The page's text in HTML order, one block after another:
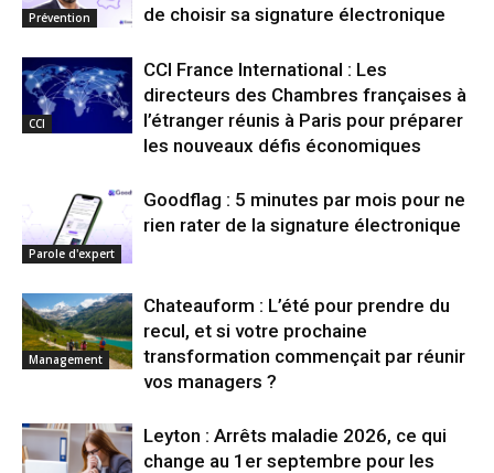
Prévention de choisir sa signature électronique
CCI
CCI France International : Les
directeurs des Chambres françaises à
l’étranger réunis à Paris pour préparer
les nouveaux défis économiques
Parole d'expert
Goodflag : 5 minutes par mois pour ne
rien rater de la signature électronique
Management
Chateauform : L’été pour prendre du
recul, et si votre prochaine
transformation commençait par réunir
vos managers ?
Leyton : Arrêts maladie 2026, ce qui
change au 1er septembre pour les